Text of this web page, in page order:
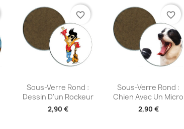
Aperçu rapide
Sous-Verre Rond :
Dessin D'un Rockeur
2,90 €
favorite_border
Aperçu rapide
Sous-Verre Rond :
Chien Avec Un Micro
2,90 €
favorite_border